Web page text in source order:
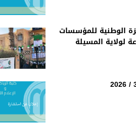
13 للجائزة الوطنية للمؤسسات
لولاية المسيلة